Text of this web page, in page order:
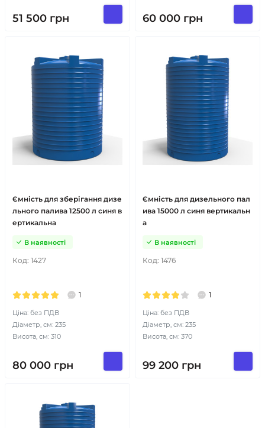
51 500 грн 60 000 грн
Ємність для зберігання дизе
льного палива 12500 л синя в
ертикальна
Код: 1427
В наявності
1
Ціна: без ПДВ
Діаметр, см: 235
Висота, см: 310
80 000 грн
Ємність для дизельного пал
ива 15000 л синя вертикальн
а
Код: 1476
В наявності
1
Ціна: без ПДВ
Діаметр, см: 235
Висота, см: 370
99 200 грн